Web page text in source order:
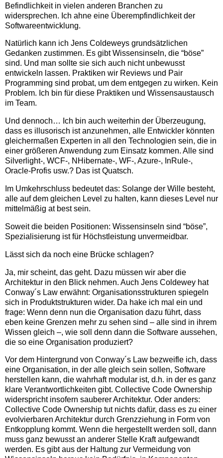
Befindlichkeit in vielen anderen Branchen zu
widersprechen. Ich ahne eine Überempfindlichkeit der
Softwareentwicklung.
Natürlich kann ich Jens Coldeweys grundsätzlichen
Gedanken zustimmen. Es gibt Wissensinseln, die “böse”
sind. Und man sollte sie sich auch nicht unbewusst
entwickeln lassen. Praktiken wir Reviews und Pair
Programming sind probat, um dem entgegen zu wirken. Kein
Problem. Ich bin für diese Praktiken und Wissensaustausch
im Team.
Und dennoch… Ich bin auch weiterhin der Überzeugung,
dass es illusorisch ist anzunehmen, alle Entwickler könnten
gleichermaßen Experten in all den Technologien sein, die in
einer größeren Anwendung zum Einsatz kommen. Alle sind
Silverlight-, WCF-, NHibernate-, WF-, Azure-, InRule-,
Oracle-Profis usw.? Das ist Quatsch.
Im Umkehrschluss bedeutet das: Solange der Wille besteht,
alle auf dem gleichen Level zu halten, kann dieses Level nur
mittelmäßig at best sein.
Soweit die beiden Positionen: Wissensinseln sind “böse”,
Spezialisierung ist für Höchstleistung unvermeidbar.
Lässt sich da noch eine Brücke schlagen?
Ja, mir scheint, das geht. Dazu müssen wir aber die
Architektur in den Blick nehmen. Auch Jens Coldewey hat
Conway´s Law erwähnt: Organisationsstrukturen spiegeln
sich in Produktstrukturen wider. Da hake ich mal ein und
frage: Wenn denn nun die Organisation dazu führt, dass
eben keine Grenzen mehr zu sehen sind – alle sind in ihrem
Wissen gleich –, wie soll denn dann die Software aussehen,
die so eine Organisation produziert?
Vor dem Hintergrund von Conway´s Law bezweifle ich, dass
eine Organisation, in der alle gleich sein sollen, Software
herstellen kann, die wahrhaft modular ist, d.h. in der es ganz
klare Verantwortlichkeiten gibt. Collective Code Ownership
widerspricht insofern sauberer Architektur. Oder anders:
Collective Code Ownership tut nichts dafür, dass es zu einer
evolvierbaren Architektur durch Grenzziehung in Form von
Entkopplung kommt. Wenn die hergestellt werden soll, dann
muss ganz bewusst an anderer Stelle Kraft aufgewandt
werden. Es gibt aus der Haltung zur Vermeidung von